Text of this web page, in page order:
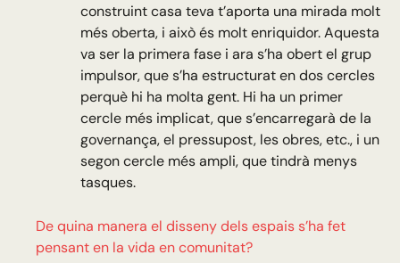
construint casa teva t’aporta una mirada molt
més oberta, i això és molt enriquidor. Aquesta
va ser la primera fase i ara s’ha obert el grup
impulsor, que s’ha estructurat en dos cercles
perquè hi ha molta gent. Hi ha un primer
cercle més implicat, que s’encarregarà de la
governança, el pressupost, les obres, etc., i un
segon cercle més ampli, que tindrà menys
tasques.
De quina manera el disseny dels espais s’ha fet
pensant en la vida en comunitat?